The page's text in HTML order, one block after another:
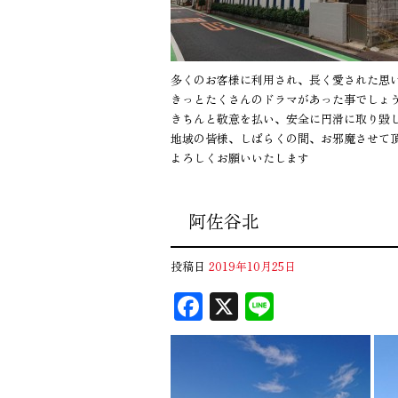
多くのお客様に利用され、長く愛された思
きっとたくさんのドラマがあった事でしょう
きちんと敬意を払い、安全に円滑に取り毀
地域の皆様、しばらくの間、お邪魔させて
よろしくお願いいたします
阿佐谷北
投稿日 2019年10月25日
F
ac
X
n
e